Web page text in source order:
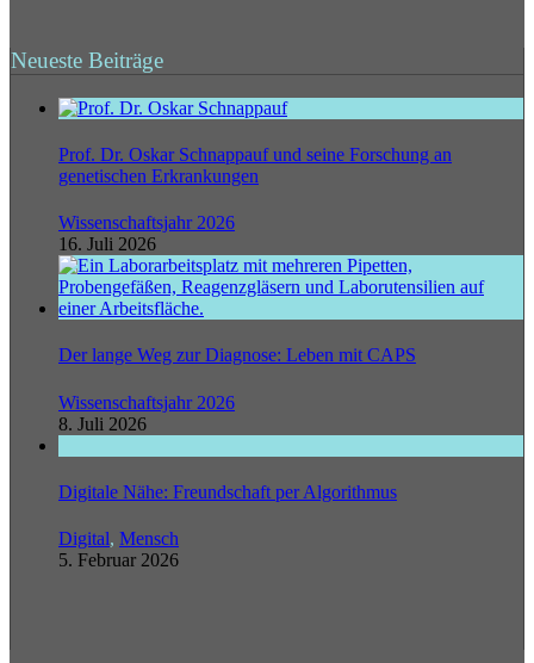
Neueste Beiträge
Prof. Dr. Oskar Schnappauf und seine Forschung an
genetischen Erkrankungen
Wissenschaftsjahr 2026
16. Juli 2026
Der lange Weg zur Diagnose: Leben mit CAPS
Wissenschaftsjahr 2026
8. Juli 2026
Digitale Nähe: Freundschaft per Algorithmus
Digital, Mensch
5. Februar 2026